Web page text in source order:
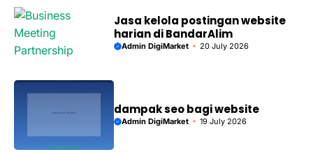
Jasa kelola postingan website
harian di BandarAlim
Admin DigiMarket 20 July 2026
dampak seo bagi website
Admin DigiMarket 19 July 2026